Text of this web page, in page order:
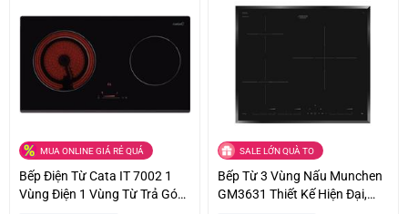
MUA ONLINE GIÁ RẺ QUÁ
Bếp Điện Từ Cata IT 7002 1
Vùng Điện 1 Vùng Từ Trả Góp
SALE LỚN QUÀ TO
Bếp Từ 3 Vùng Nấu Munchen
GM3631 Thiết Kế Hiện Đại,